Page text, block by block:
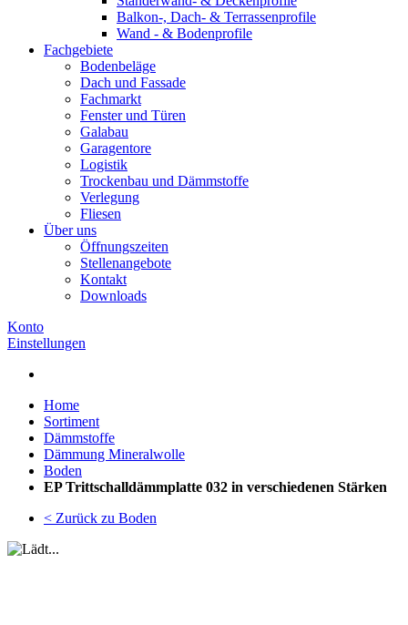
Balkon-, Dach- & Terrassenprofile
Wand - & Bodenprofile
Fachgebiete
Bodenbeläge
Dach und Fassade
Fachmarkt
Fenster und Türen
Galabau
Garagentore
Logistik
Trockenbau und Dämmstoffe
Verlegung
Fliesen
Über uns
Öffnungszeiten
Stellenangebote
Kontakt
Downloads
Konto
Einstellungen
Home
Sortiment
Dämmstoffe
Dämmung Mineralwolle
Boden
EP Trittschalldämmplatte 032 in verschiedenen Stärken
< Zurück zu Boden